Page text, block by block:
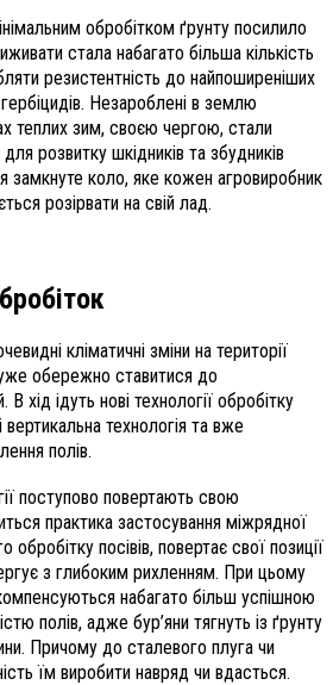
обробітком ґрунту посилило
стала набагато більша кількість
резистентність до найпоширеніших
Незароблені в землю
теплих зим, своєю чергою, стали
розвитку шкідників та збудників
замкнуте коло, яке кожен агровиробник
розірвати на свій лад.
кліматичні зміни на території
обережно ставитися до
хід ідуть нові технології обробітку
вертикальна технологія та вже
полів.
поступово повертають свою
практика застосування міжрядної
обробітку посівів, повертає свої позиції
з глибоким рихленням. При цьому
набагато більш успішною
полів, адже бур’яни тягнуть із ґрунту
Причому до сталевого плуга чи
їм виробити навряд чи вдасться.